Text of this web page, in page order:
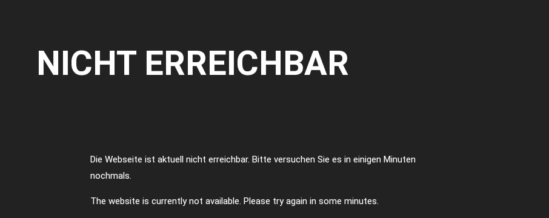
NICHT ERREICHBAR
Die Webseite ist aktuell nicht erreichbar. Bitte versuchen Sie es in einigen Minuten
nochmals.
The website is currently not available. Please try again in some minutes.